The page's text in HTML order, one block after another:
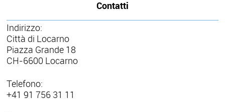
Contatti
Indirizzo:
Città di Locarno
Piazza Grande 18
CH-6600 Locarno
Telefono:
+41 91 756 31 11